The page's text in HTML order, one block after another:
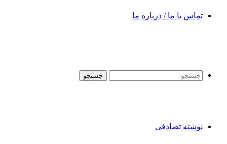
تماس با ما / درباره ما
جستجو
نوشته تصادفی